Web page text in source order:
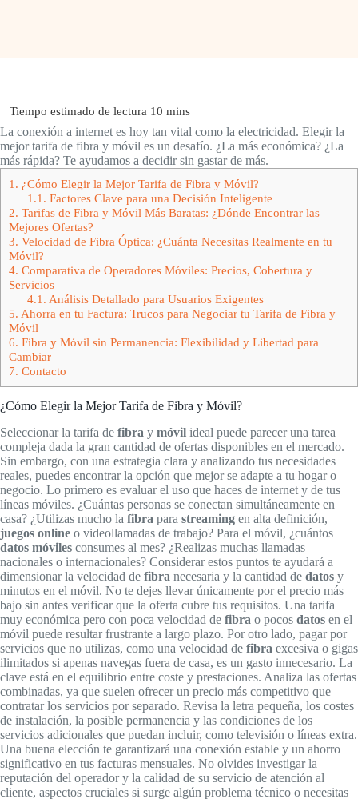
La conexión a internet es hoy tan vital como la electricidad. Elegir la
mejor tarifa de fibra y móvil es un desafío. ¿La más económica? ¿La
más rápida? Te ayudamos a decidir sin gastar de más.
1. ¿Cómo Elegir la Mejor Tarifa de Fibra y Móvil?
1.1. Factores Clave para una Decisión Inteligente
2. Tarifas de Fibra y Móvil Más Baratas: ¿Dónde Encontrar las
Mejores Ofertas?
3. Velocidad de Fibra Óptica: ¿Cuánta Necesitas Realmente en tu
Móvil?
4. Comparativa de Operadores Móviles: Precios, Cobertura y
Servicios
4.1. Análisis Detallado para Usuarios Exigentes
5. Ahorra en tu Factura: Trucos para Negociar tu Tarifa de Fibra y
Móvil
6. Fibra y Móvil sin Permanencia: Flexibilidad y Libertad para
Cambiar
7. Contacto
¿Cómo Elegir la Mejor Tarifa de Fibra y Móvil?
Seleccionar la tarifa de fibra y móvil ideal puede parecer una tarea
compleja dada la gran cantidad de ofertas disponibles en el mercado.
Sin embargo, con una estrategia clara y analizando tus necesidades
reales, puedes encontrar la opción que mejor se adapte a tu hogar o
negocio. Lo primero es evaluar el uso que haces de internet y de tus
líneas móviles. ¿Cuántas personas se conectan simultáneamente en
casa? ¿Utilizas mucho la fibra para streaming en alta definición,
juegos online o videollamadas de trabajo? Para el móvil, ¿cuántos
datos móviles consumes al mes? ¿Realizas muchas llamadas
nacionales o internacionales? Considerar estos puntos te ayudará a
dimensionar la velocidad de fibra necesaria y la cantidad de datos y
minutos en el móvil. No te dejes llevar únicamente por el precio más
bajo sin antes verificar que la oferta cubre tus requisitos. Una tarifa
muy económica pero con poca velocidad de fibra o pocos datos en el
móvil puede resultar frustrante a largo plazo. Por otro lado, pagar por
servicios que no utilizas, como una velocidad de fibra excesiva o gigas
ilimitados si apenas navegas fuera de casa, es un gasto innecesario. La
clave está en el equilibrio entre coste y prestaciones. Analiza las ofertas
combinadas, ya que suelen ofrecer un precio más competitivo que
contratar los servicios por separado. Revisa la letra pequeña, los costes
de instalación, la posible permanencia y las condiciones de los
servicios adicionales que puedan incluir, como televisión o líneas extra.
Una buena elección te garantizará una conexión estable y un ahorro
significativo en tus facturas mensuales. No olvides investigar la
reputación del operador y la calidad de su servicio de atención al
cliente, aspectos cruciales si surge algún problema técnico o necesitas